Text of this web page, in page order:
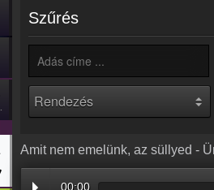
Szűrés
Amit nem emelünk, az süllyed -
00:00